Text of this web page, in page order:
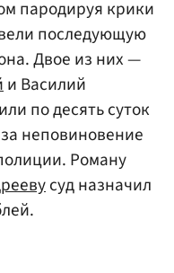
пародируя крики
последующую
Двое из них —
и Василий
по десять суток
неповиновение
Роману
суд назначил